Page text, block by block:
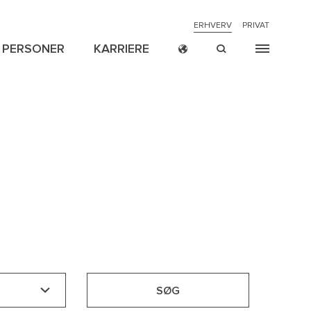
NAVIGATION
TOP
ERHVERV PRIVAT
PERSONER KARRIERE
SØG